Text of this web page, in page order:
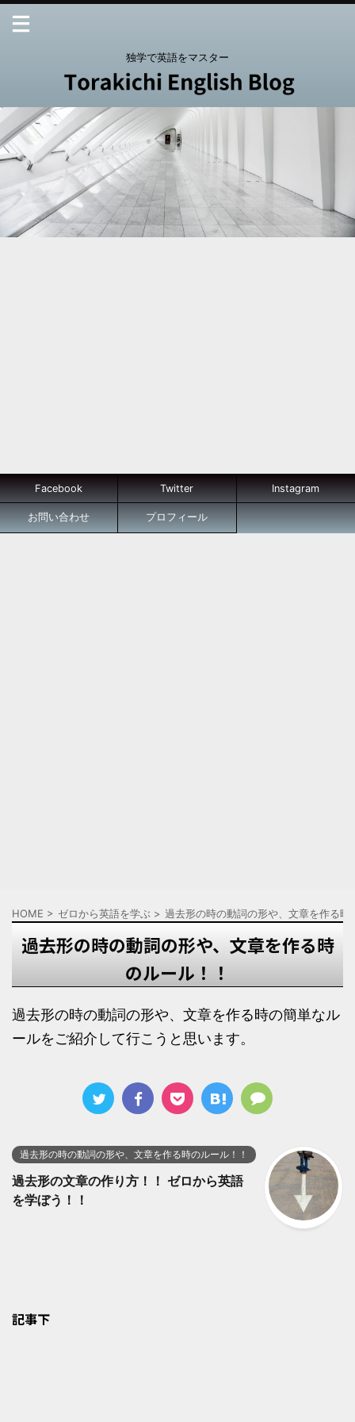
独学で英語をマスター
Facebook Twitter Instagram
お問い合わせ プロフィール
HOME > ゼロから英語を学ぶ > 過去形の時の動詞の形や、文章を作る時
過去形の時の動詞の形や、文章を作る時
のルール！！
過去形の時の動詞の形や、文章を作る時の簡単なル
ールをご紹介して行こうと思います。
過去形の時の動詞の形や、文章を作る時のルール！！
過去形の文章の作り方！！ ゼロから英語
を学ぼう！！
記事下